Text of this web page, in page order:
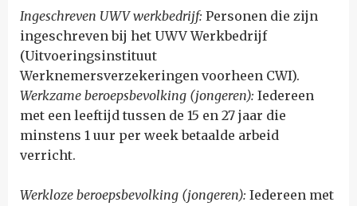
Ingeschreven UWV werkbedrijf: Personen die zijn
ingeschreven bij het UWV Werkbedrijf
(Uitvoeringsinstituut
Werknemersverzekeringen voorheen CWI).
Werkzame beroepsbevolking (jongeren): Iedereen
met een leeftijd tussen de 15 en 27 jaar die
minstens 1 uur per week betaalde arbeid
verricht.
Werkloze beroepsbevolking (jongeren): Iedereen met